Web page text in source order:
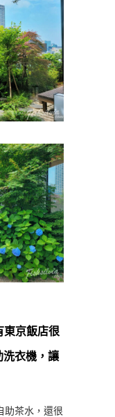
東京飯店很
衣機，讓
助茶水，還很